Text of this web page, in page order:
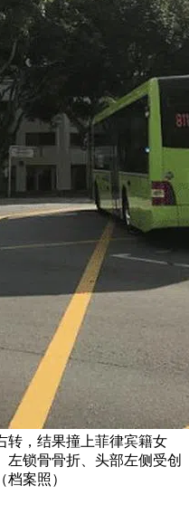
转，结果撞上菲律宾籍女
锁骨骨折、头部左侧受创
案照）